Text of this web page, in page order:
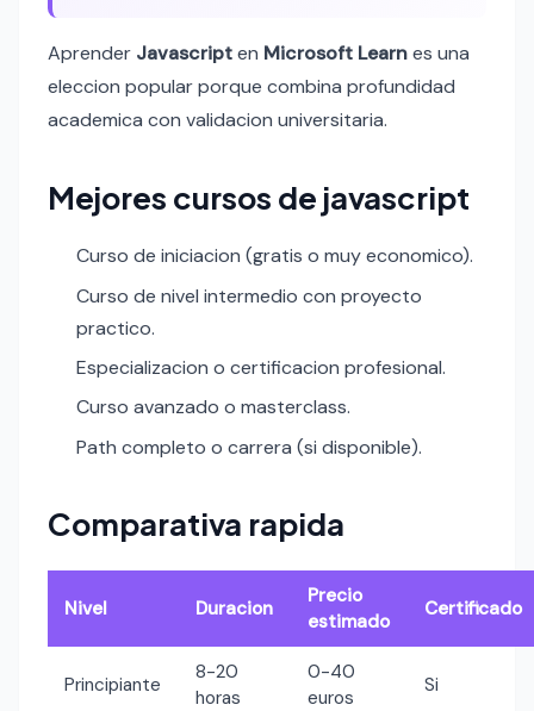
Aprender Javascripten Microsoft Learnes una
eleccion popular porque combina profundidad
academica con validacion universitaria.
Mejores cursos de javascript
Curso de iniciacion (gratis o muy economico).
Curso de nivel intermedio con proyecto
practico.
Especializacion o certificacion profesional.
Curso avanzado o masterclass.
Path completo o carrera (si disponible).
Comparativa rapida
Nivel Duracion
Precio
estimado
Certificado
Principiante
8-20
horas
0-40
euros
Si